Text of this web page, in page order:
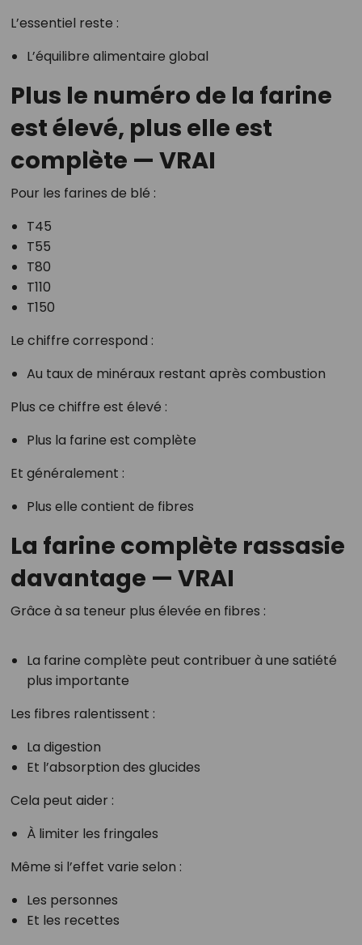
L’essentiel reste :
L’équilibre alimentaire global
Plus le numéro de la farine
est élevé, plus elle est
complète — VRAI
Pour les farines de blé :
T45
T55
T80
T110
T150
Le chiffre correspond :
Au taux de minéraux restant après combustion
Plus ce chiffre est élevé :
Plus la farine est complète
Et généralement :
Plus elle contient de fibres
La farine complète rassasie
davantage — VRAI
Grâce à sa teneur plus élevée en fibres :
La farine complète peut contribuer à une satiété
plus importante
Les fibres ralentissent :
La digestion
Et l’absorption des glucides
Cela peut aider :
À limiter les fringales
Même si l’effet varie selon :
Les personnes
Et les recettes